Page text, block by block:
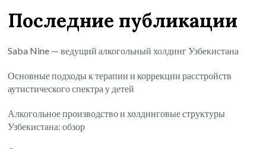
Последние публикации
Saba Nine — ведущий алкогольный холдинг Узбекистана
Основные подходы к терапии и коррекции расстройств
аутистического спектра у детей
Алкогольное производство и холдинговые структуры
Узбекистана: обзор